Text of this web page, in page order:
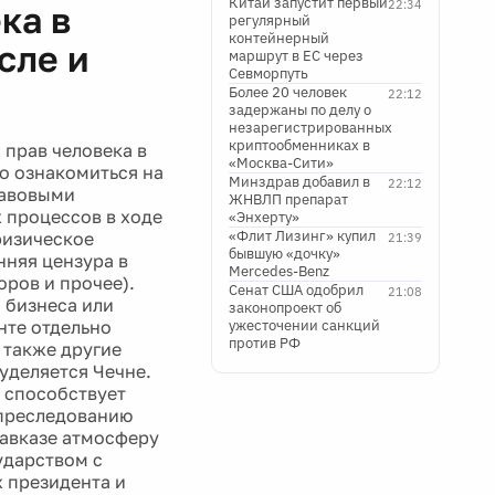
в
и
человека в
ознакомиться на
в ходе
цензура в
и прочее).
бизнеса или
отдельно
другие
Чечне.
атмосферу
с
президента и
22:34
регулярный
контейнерный
маршрут в ЕС через
Севморпуть
22:12
Более 20 человек
задержаны по делу о
незарегистрированных
криптообменниках в
«Москва-Сити»
22:12
Минздрав добавил в
ЖНВЛП препарат
«Энхерту»
21:39
«Флит Лизинг» купил
бывшую «дочку»
Mercedes-Benz
21:08
Сенат США одобрил
законопроект об
ужесточении санкций
против РФ